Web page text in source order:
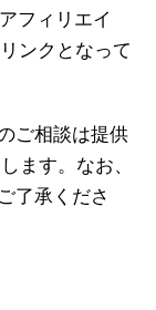
フィリエイ
ンクとなって
ご相談は提供
ます。なお、
了承くださ